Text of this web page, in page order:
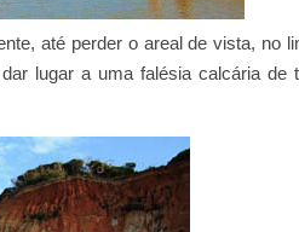
até perder o areal de vista, no
lugar a uma falésia calcária de